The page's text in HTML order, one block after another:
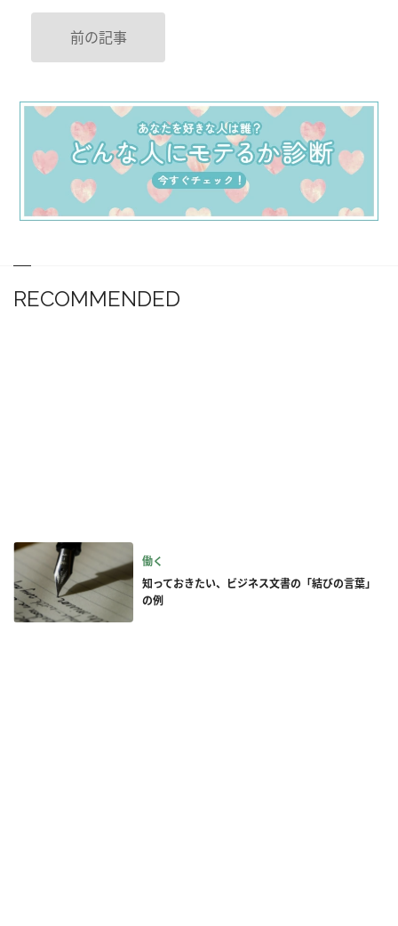
前の記事
RECOMMENDED
働く
知っておきたい、ビジネス文書の「結びの言葉」
の例